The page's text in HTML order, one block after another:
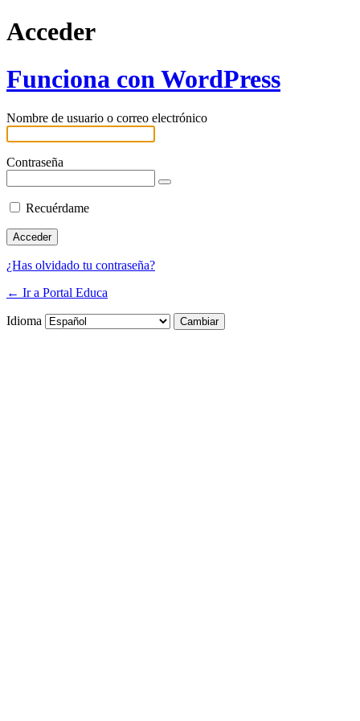
Acceder
Funciona con WordPress
Nombre de usuario o correo electrónico
Contraseña
Recuérdame
¿Has olvidado tu contraseña?
← Ir a Portal Educa
Idioma